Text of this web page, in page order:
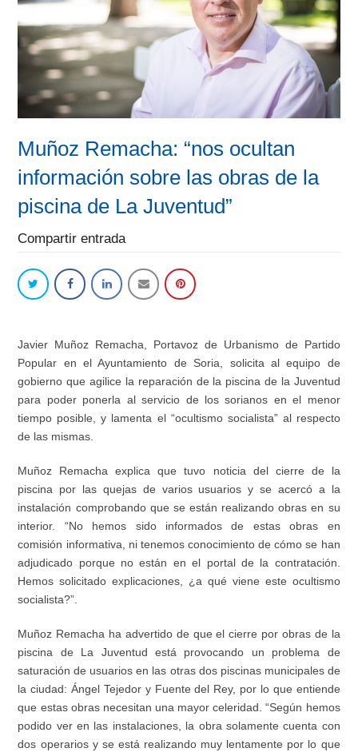
Muñoz Remacha: “nos ocultan
información sobre las obras de la
piscina de La Juventud”
Compartir entrada
Javier Muñoz Remacha, Portavoz de Urbanismo de Partido
Popular en el Ayuntamiento de Soria, solicita al equipo de
gobiernoque agilice la reparación de la piscina de la Juventud
para poder ponerla al servicio de los sorianos en el menor
tiempo posible, y lamenta el “ocultismo socialista” al respecto
de las mismas.
Muñoz Remachaexplica que tuvo noticia del cierre de la
piscina por las quejas de varios usuarios y se acercó a la
instalación comprobando que se están realizando obras en su
interior. “No hemos sido informados de estasobras en
comisión informativa, ni tenemos conocimiento de cómo se han
adjudicado porque no están en el portal de la contratación.
Hemos solicitado explicaciones, ¿a qué viene este ocultismo
socialista?”.
Muñoz Remacha ha advertido de que el cierre por obras de la
piscina de La Juventud está provocando un problema de
saturación de usuarios en las otras dos piscinas municipales de
la ciudad: Ángel Tejedor y Fuente del Rey, por lo que entiende
que estas obras necesitan una mayor celeridad. “Según hemos
podido ver en las instalaciones, la obra solamente cuenta con
dos operarios y se está realizando muy lentamente por lo que